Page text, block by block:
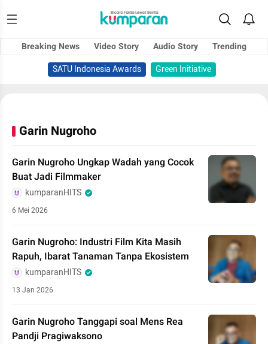
Breaking News Video Story Audio Story
Trending
SATU Indonesia Awards
Green Initiative
Garin Nugroho
Garin Nugroho Ungkap Wadah yang Cocok
Buat Jadi Filmmaker
kumparanHITS
6 Mei 2026
Garin Nugroho: Industri Film Kita Masih
Rapuh, Ibarat Tanaman Tanpa Ekosistem
kumparanHITS
13 Jan 2026
Garin Nugroho Tanggapi soal Mens Rea
Pandji Pragiwaksono